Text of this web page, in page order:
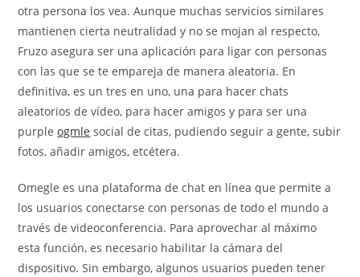
otra persona los vea. Aunque muchas servicios similares
mantienen cierta neutralidad y no se mojan al respecto,
Fruzo asegura ser una aplicación para ligar con personas
con las que se te empareja de manera aleatoria. En
definitiva, es un tres en uno, una para hacer chats
aleatorios de vídeo, para hacer amigos y para ser una
purpleogmle social de citas, pudiendo seguir a gente, subir
fotos, añadir amigos, etcétera.
Omegle es una plataforma de chat en línea que permite a
los usuarios conectarse con personas de todo el mundo a
través de videoconferencia. Para aprovechar al máximo
esta función, es necesario habilitar la cámara del
dispositivo. Sin embargo, algunos usuarios pueden tener